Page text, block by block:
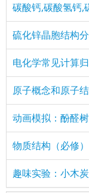
碳酸钙,碳酸氢钙,
硫化锌晶胞结构
电化学常见计算
原子概念和原子
动画模拟：酚醛
物质结构（必修
趣味实验：小木